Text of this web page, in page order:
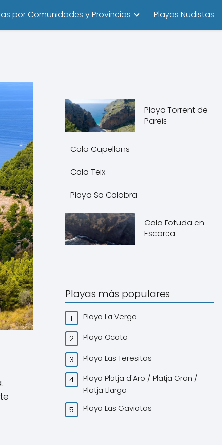
por Comunidades y Provincias Playas Nudistas
Playa Torrent de
Pareis
Cala Capellans
Cala Teix
Playa Sa Calobra
Cala Fotuda en
Escorca
Playas más populares
Playa La Verga
Playa Ocata
Playa Las Teresitas
Playa Platja d'Aro / Platja Gran /
Platja Llarga
Playa Las Gaviotas